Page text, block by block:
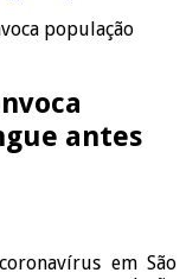
população
antes
em São